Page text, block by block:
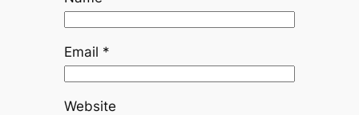
Email *
Website